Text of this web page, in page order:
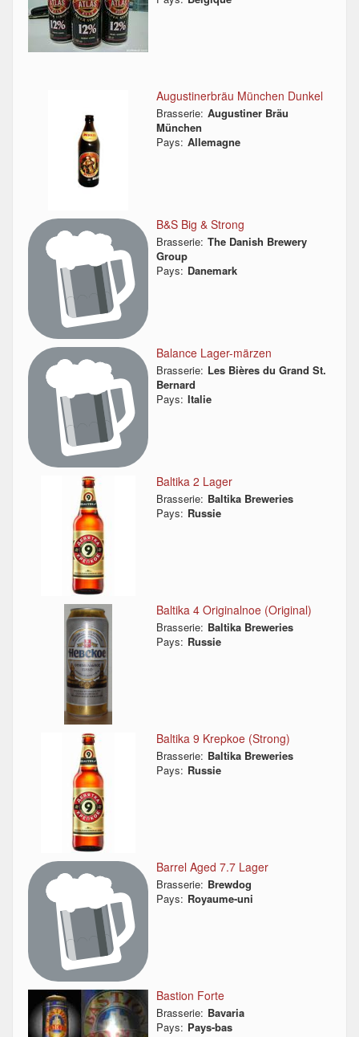
Augustinerbräu München Dunkel
Brasserie: Augustiner Bräu
München
Pays: Allemagne
B&S Big & Strong
Brasserie: The Danish Brewery
Group
Pays: Danemark
Balance Lager-märzen
Brasserie: Les Bières du Grand St.
Bernard
Pays: Italie
Baltika 2 Lager
Brasserie: Baltika Breweries
Pays: Russie
Baltika 4 Originalnoe (Original)
Brasserie: Baltika Breweries
Pays: Russie
Baltika 9 Krepkoe (Strong)
Brasserie: Baltika Breweries
Pays: Russie
Barrel Aged 7.7 Lager
Brasserie: Brewdog
Pays: Royaume-uni
Bastion Forte
Brasserie: Bavaria
Pays: Pays-bas